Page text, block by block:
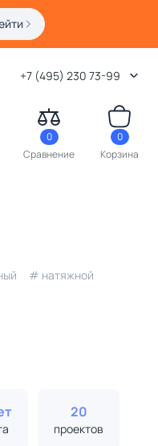
+7 (495) 230 73-99
0
Сравнение
0
Корзина
# натяжной
20
проектов